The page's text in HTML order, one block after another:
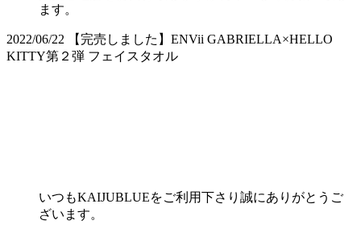
ます。
2022/06/22
【完売しました】ENVii GABRIELLA×HELLO
KITTY第２弾 フェイスタオル
いつもKAIJUBLUEをご利用下さり誠にありがとうご
ざいます。